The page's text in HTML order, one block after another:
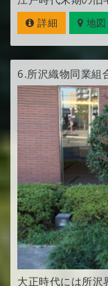
詳細 地図
6.所沢織物同業組
大正時代には所沢